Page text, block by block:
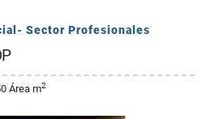
Sector Profesionales
Área m2